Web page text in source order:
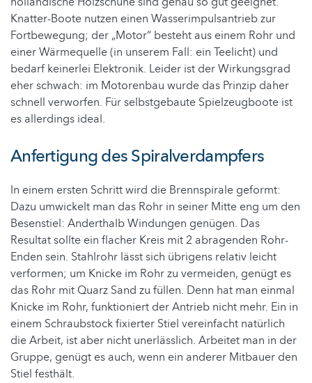
Knatter-Boote nutzen einen Wasserimpulsantrieb zur
Fortbewegung; der „Motor“ besteht aus einem Rohr und
einer Wärmequelle (in unserem Fall: ein Teelicht) und
bedarf keinerlei Elektronik. Leider ist der Wirkungsgrad
eher schwach: im Motorenbau wurde das Prinzip daher
schnell verworfen. Für selbstgebaute Spielzeugboote ist
es allerdings ideal.
Anfertigung des Spiralverdampfers
In einem ersten Schritt wird die Brennspirale geformt:
Dazu umwickelt man das Rohr in seiner Mitte eng um den
Besenstiel: Anderthalb Windungen genügen. Das
Resultat sollte ein flacher Kreis mit 2 abragenden Rohr-
Enden sein. Stahlrohr lässt sich übrigens relativ leicht
verformen; um Knicke im Rohr zu vermeiden, genügt es
das Rohr mit Quarz Sand zu füllen. Denn hat man einmal
Knicke im Rohr, funktioniert der Antrieb nicht mehr. Ein in
einem Schraubstock fixierter Stiel vereinfacht natürlich
die Arbeit, ist aber nicht unerlässlich. Arbeitet man in der
Gruppe, genügt es auch, wenn ein anderer Mitbauer den
Stiel festhält.